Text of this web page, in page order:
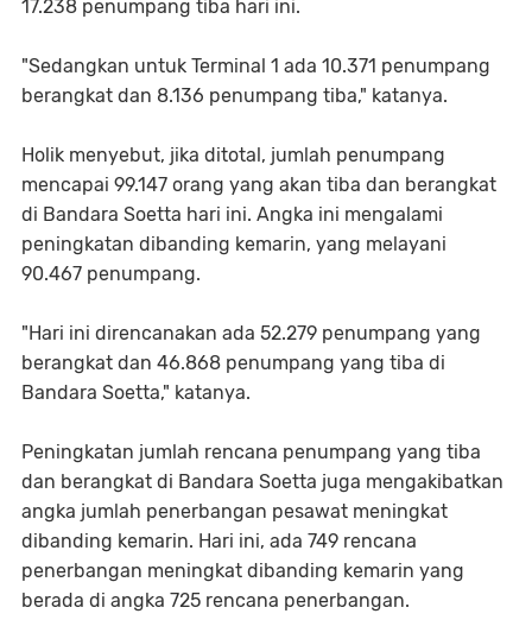
17.238 penumpang tiba hari ini.
"Sedangkan untuk Terminal 1 ada 10.371 penumpang
berangkat dan 8.136 penumpang tiba," katanya.
Holik menyebut, jika ditotal, jumlah penumpang
mencapai 99.147 orang yang akan tiba dan berangkat
di Bandara Soetta hari ini. Angka ini mengalami
peningkatan dibanding kemarin, yang melayani
90.467 penumpang.
"Hari ini direncanakan ada 52.279 penumpang yang
berangkat dan 46.868 penumpang yang tiba di
Bandara Soetta," katanya.
Peningkatan jumlah rencana penumpang yang tiba
dan berangkat di Bandara Soetta juga mengakibatkan
angka jumlah penerbangan pesawat meningkat
dibanding kemarin. Hari ini, ada 749 rencana
penerbangan meningkat dibanding kemarin yang
berada di angka 725 rencana penerbangan.